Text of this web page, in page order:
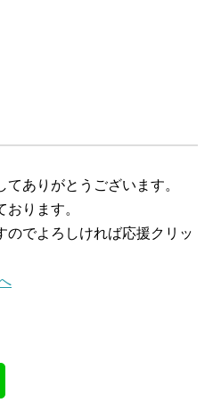
ありがとうございます。
ります。
のでよろしければ応援クリッ